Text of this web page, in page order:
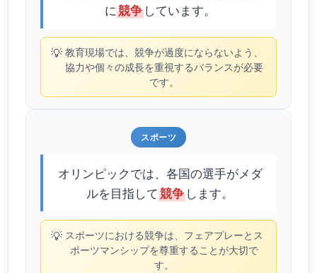
に競争しています。
💡 教育現場では、競争が過度にならないよう、
協力や個々の成長を重視するバランスが必要
です。
スポーツ
オリンピックでは、各国の選手がメダ
ルを目指して競争 します。
💡 スポーツにおける競争は、フェアプレーとス
ポーツマンシップを尊重することが大切で
す。